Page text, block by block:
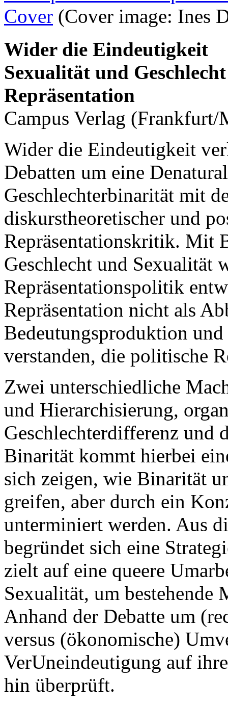
Cover (Cover image: Ines
Wider die Eindeutigkeit
Sexualität und
Repräsentation
Campus Verlag
Wider die Eindeutigkeit
Debatten um eine
Geschlechterbinarität mit
diskurstheoretischer und
Repräsentationskritik. Mit
Geschlecht und Sexualität
Repräsentationspolitik
Repräsentation nicht als
Bedeutungsproduktion
verstanden, die politische
Zwei unterschiedliche
und Hierarchisierung,
Geschlechterdifferenz und
Binarität kommt hierbei
sich zeigen, wie Binarität
greifen, aber durch ein
unterminiert werden. Aus
begründet sich eine
zielt auf eine queere
Sexualität, um bestehende
Anhand der Debatte um
versus (ökonomische)
VerUneindeutigung auf
hin überprüft.